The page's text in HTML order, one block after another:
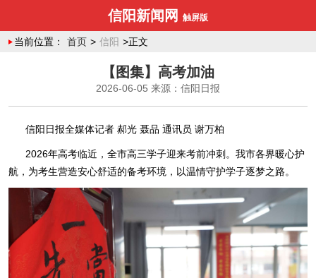
信阳新闻网 触屏版
当前位置： 首页 > 信阳 >正文
【图集】高考加油
2026-06-05 来源：信阳日报
信阳日报全媒体记者 郝光 聂品 通讯员 谢万柏
2026年高考临近，全市高三学子迎来考前冲刺。我市各界暖心护
航，为考生营造安心舒适的备考环境，以温情守护学子逐梦之路。